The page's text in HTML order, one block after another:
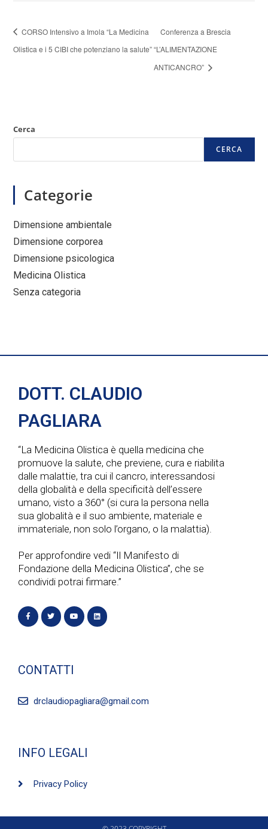
CORSO Intensivo a Imola “La Medicina
Olistica e i 5 CIBI che potenziano la salute”
Conferenza a Brescia
“L’ALIMENTAZIONE
ANTICANCRO”
Cerca
CERCA
Categorie
Dimensione ambientale
Dimensione corporea
Dimensione psicologica
Medicina Olistica
Senza categoria
DOTT. CLAUDIO
PAGLIARA
“La Medicina Olistica è quella medicina che
promuove la salute, che previene, cura e riabilita
dalle malattie, tra cui il cancro, interessandosi
della globalità e della specificità dell’essere
umano, visto a 360° (si cura la persona nella
sua globalità e il suo ambiente, materiale e
immateriale, non solo l’organo, o la malattia).
Per approfondire vedi “Il Manifesto di
Fondazione della Medicina Olistica”, che se
condividi potrai firmare.”
CONTATTI
drclaudiopagliara@gmail.com
INFO LEGALI
Privacy Policy